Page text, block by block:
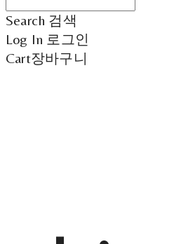
Search 검색
Log In 로그인
Cart장바구니